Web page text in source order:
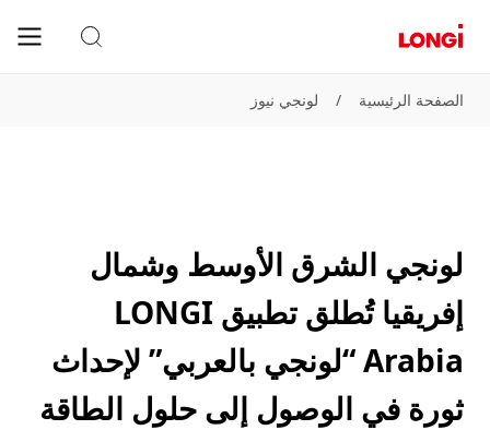
الصفحة الرئيسية / لونجي نيوز
لونجي الشرق الأوسط وشمال
إفريقيا تُطلق تطبيق LONGI
Arabia “لونجي بالعربي” لإحداث
ثورة في الوصول إلى حلول الطاقة